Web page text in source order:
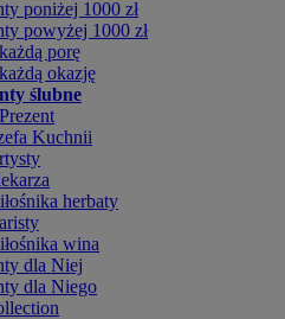
poniżej 1000 zł
powyżej 1000 zł
porę
okazję
ślubne
Kuchnii
herbaty
wina
dla Niej
dla Niego